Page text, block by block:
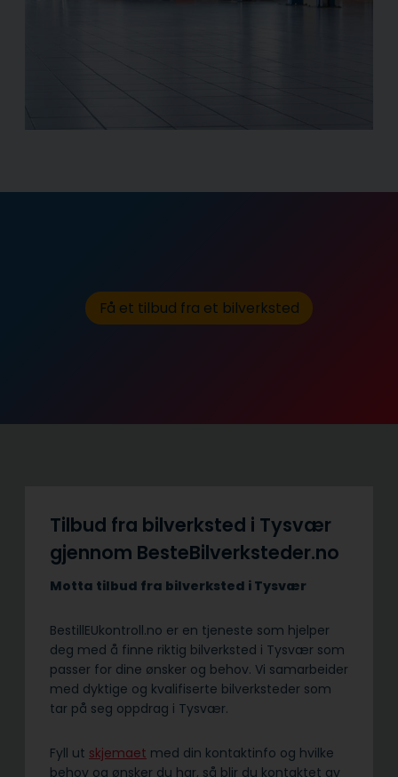
Få et tilbud fra et bilverksted
Tilbud fra bilverksted i Tysvær
gjennom BesteBilverksteder.no
Motta tilbud fra bilverksted i Tysvær
BestillEUkontroll.no er en tjeneste som hjelper
deg med å finne riktig bilverksted i Tysvær som
passer for dine ønsker og behov. Vi samarbeider
med dyktige og kvalifiserte bilverksteder som
tar på seg oppdrag i Tysvær.
Fyll ut skjemaet med din kontaktinfo og hvilke
behov og ønsker du har, så blir du kontaktet av